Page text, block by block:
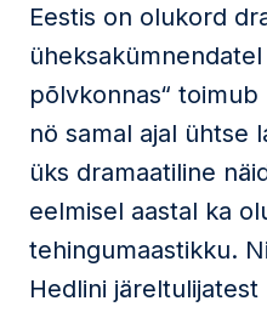
Eestis on olukord
põlvkonnas“
nö samal ajal ühtse
üks dramaatiline
eelmisel aastal ka
tehingumaastikku.
Hedlini järeltulijatest